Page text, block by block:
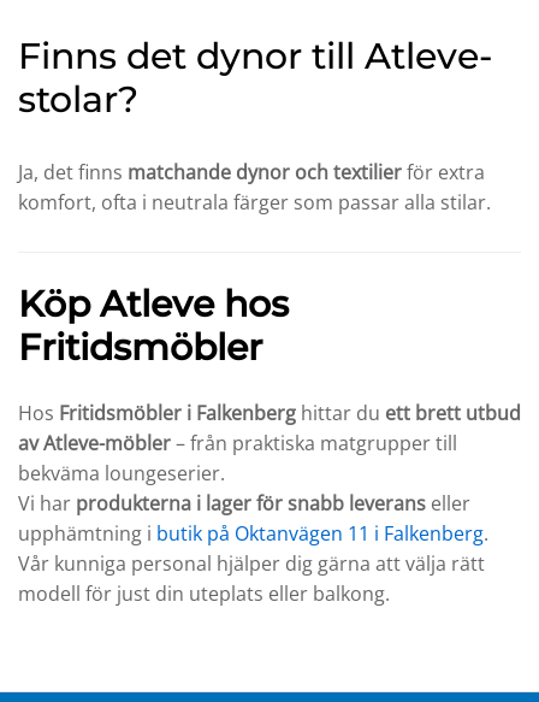
Finns det dynor till Atleve-
stolar?
Ja, det finns matchande dynor och textilierför extra
komfort, ofta i neutrala färger som passar alla stilar.
Köp Atleve hos
Fritidsmöbler
Hos Fritidsmöbler i Falkenberg hittar du ett brett utbud
av Atleve-möbler– från praktiska matgrupper till
bekväma loungeserier.
Vi har produkterna i lager för snabb leverans eller
upphämtning i butik på Oktanvägen 11 i Falkenberg.
Vår kunniga personal hjälper dig gärna att välja rätt
modell för just din uteplats eller balkong.